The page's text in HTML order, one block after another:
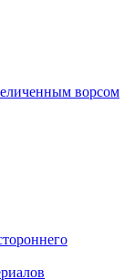
ворсом